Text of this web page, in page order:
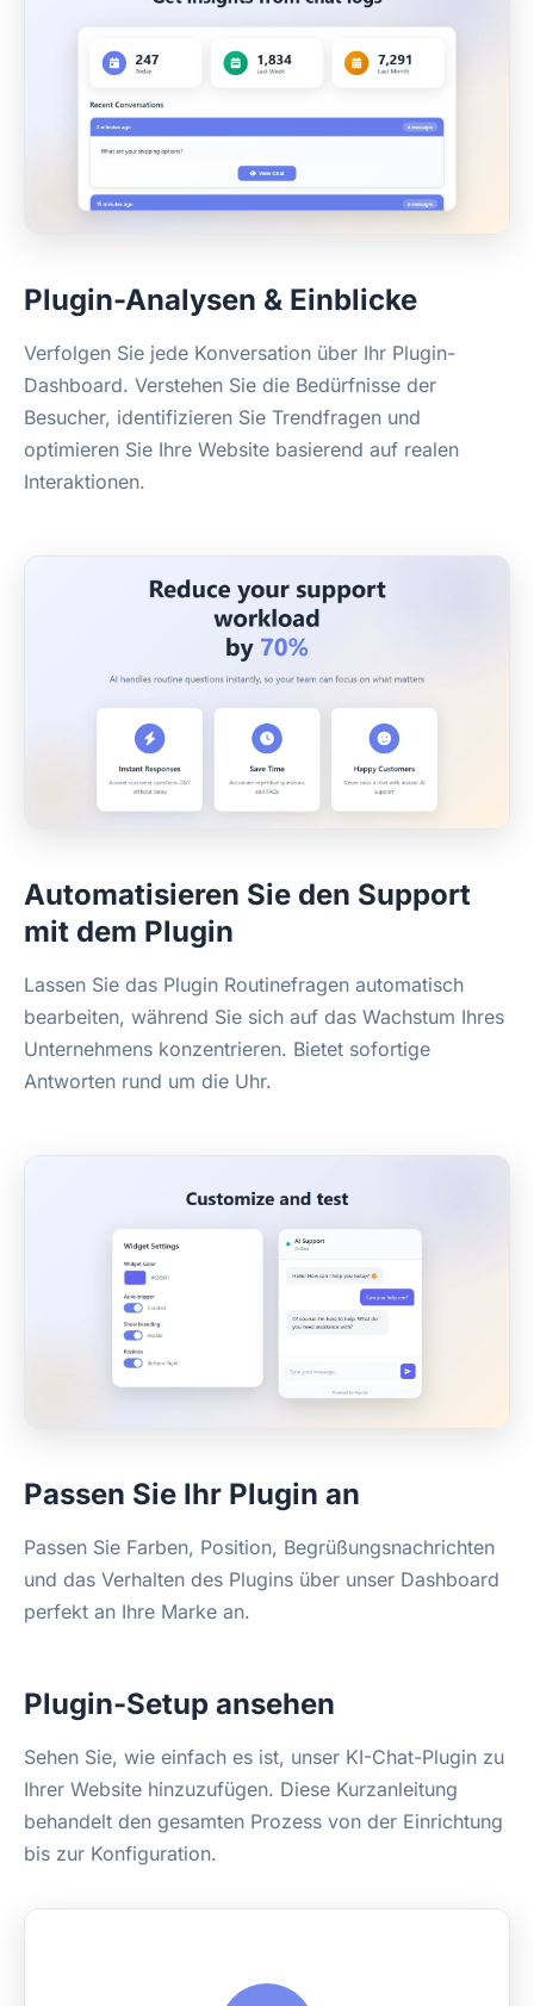
Plugin-Analysen & Einblicke
Verfolgen Sie jede Konversation über Ihr Plugin-
Dashboard. Verstehen Sie die Bedürfnisse der
Besucher, identifizieren Sie Trendfragen und
optimieren Sie Ihre Website basierend auf realen
Interaktionen.
Automatisieren Sie den Support
mit dem Plugin
Lassen Sie das Plugin Routinefragen automatisch
bearbeiten, während Sie sich auf das Wachstum Ihres
Unternehmens konzentrieren. Bietet sofortige
Antworten rund um die Uhr.
Passen Sie Ihr Plugin an
Passen Sie Farben, Position, Begrüßungsnachrichten
und das Verhalten des Plugins über unser Dashboard
perfekt an Ihre Marke an.
Plugin-Setup ansehen
Sehen Sie, wie einfach es ist, unser KI-Chat-Plugin zu
Ihrer Website hinzuzufügen. Diese Kurzanleitung
behandelt den gesamten Prozess von der Einrichtung
bis zur Konfiguration.